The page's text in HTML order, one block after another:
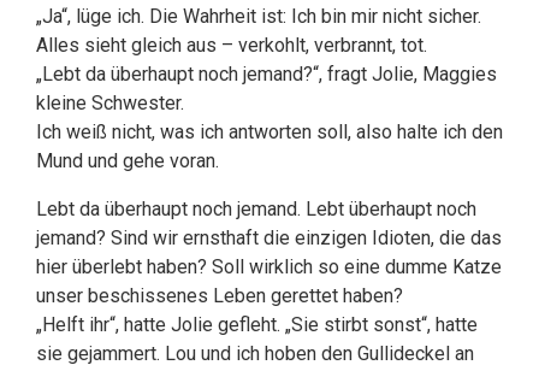
„Ja“, lüge ich. Die Wahrheit ist: Ich bin mir nicht sicher.
Alles sieht gleich aus – verkohlt, verbrannt, tot.
„Lebt da überhaupt noch jemand?“, fragt Jolie, Maggies
kleine Schwester.
Ich weiß nicht, was ich antworten soll, also halte ich den
Mund und gehe voran.
Lebt da überhaupt noch jemand. Lebt überhaupt noch
jemand? Sind wir ernsthaft die einzigen Idioten, die das
hier überlebt haben? Soll wirklich so eine dumme Katze
unser beschissenes Leben gerettet haben?
„Helft ihr“, hatte Jolie gefleht. „Sie stirbt sonst“, hatte
sie gejammert. Lou und ich hoben den Gullideckel an